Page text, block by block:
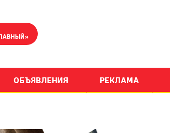
ОБЪЯВЛЕНИЯ РЕКЛАМА